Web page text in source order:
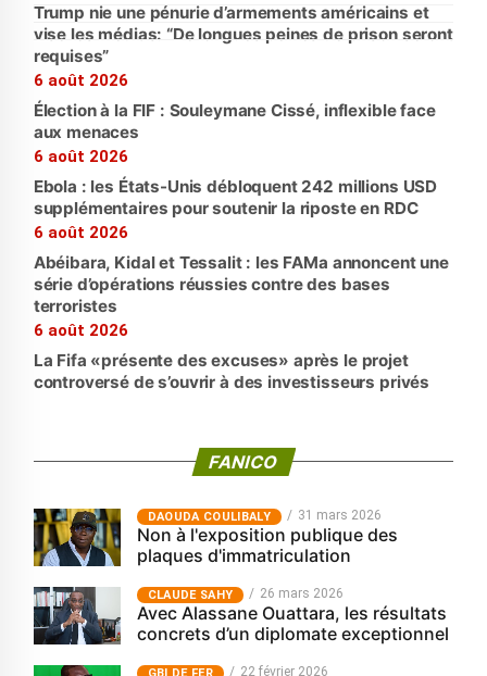
Trump nie une pénurie d’armements américains et
vise les médias: “De longues peines de prison seront
requises”
6 août 2026
Élection à la FIF : Souleymane Cissé, inflexible face
aux menaces
6 août 2026
Ebola : les États-Unis débloquent 242 millions USD
supplémentaires pour soutenir la riposte en RDC
6 août 2026
Abéibara, Kidal et Tessalit : les FAMa annoncent une
série d’opérations réussies contre des bases
terroristes
6 août 2026
La Fifa «présente des excuses» après le projet
controversé de s’ouvrir à des investisseurs privés
FANICO
‎DAOUDA COULIBALY 31 mars 2026
Non à l'exposition publique des
plaques d'immatriculation
CLAUDE SAHY 26 mars 2026
Avec Alassane Ouattara, les résultats
concrets d’un diplomate exceptionnel
GBI DE FER 22 février 2026